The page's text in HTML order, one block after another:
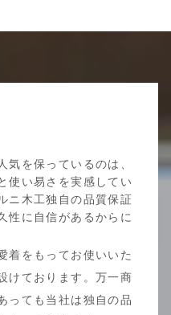
気を保っているのは、
使い易さを実感してい
ニ木工独自の品質保証
性に自信があるからに
着をもってお使いいた
けております。万一商
っても当社は独自の品